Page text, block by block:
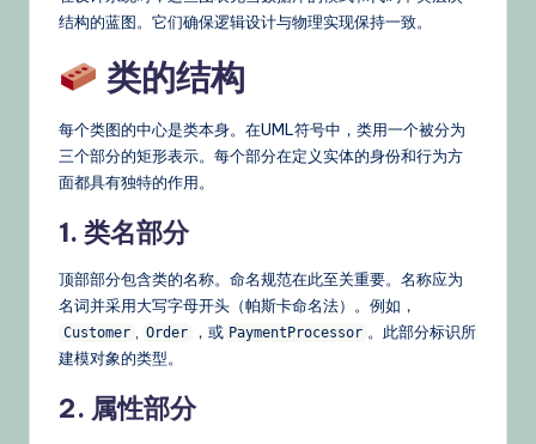
结构的蓝图。它们确保逻辑设计与物理实现保持一致。
类的结构
每个类图的中心是类本身。在UML符号中，类用一个被分为
三个部分的矩形表示。每个部分在定义实体的身份和行为方
面都具有独特的作用。
1. 类名部分
顶部部分包含类的名称。命名规范在此至关重要。名称应为
名词并采用大写字母开头（帕斯卡命名法）。例如，
Customer Order ，或 PaymentProcessor 。此部分标识所
建模对象的类型。
2. 属性部分